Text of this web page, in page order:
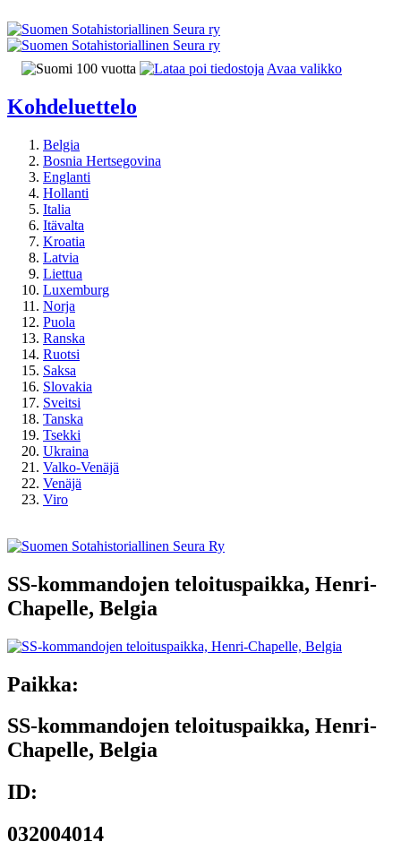
Avaa valikko
Kohdeluettelo
Belgia
Bosnia Hertsegovina
Englanti
Hollanti
Italia
Itävalta
Kroatia
Latvia
Liettua
Luxemburg
Norja
Puola
Ranska
Ruotsi
Saksa
Slovakia
Sveitsi
Tanska
Tsekki
Ukraina
Valko-Venäjä
Venäjä
Viro
SS-kommandojen teloituspaikka, Henri-
Chapelle, Belgia
Paikka:
SS-kommandojen teloituspaikka, Henri-
Chapelle, Belgia
ID:
032004014